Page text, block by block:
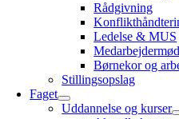
Rådgivning
Ledelse & MUS
Børnekor og
Stillingsopslag
Faget
Uddannelse og kurser